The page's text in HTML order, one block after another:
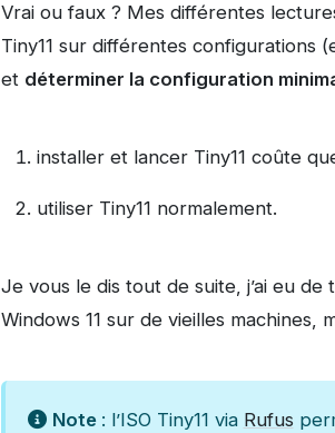
Vrai ou faux ? Mes différentes
Tiny11 sur différentes configurations
et déterminer la configuration
installer et lancer Tiny11 coûte
utiliser Tiny11 normalement.
Je vous le dis tout de suite, j’ai eu
Windows 11 sur de vieilles machines,
Note : l’ISO Tiny11 via Rufus